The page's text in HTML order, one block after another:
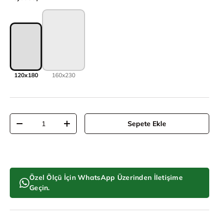
120x180 160x230
Adet
Adeti azalt
Adeti artır Sepete Ekle
Özel Ölçü İçin WhatsApp Üzerinden İletişime
Geçin.